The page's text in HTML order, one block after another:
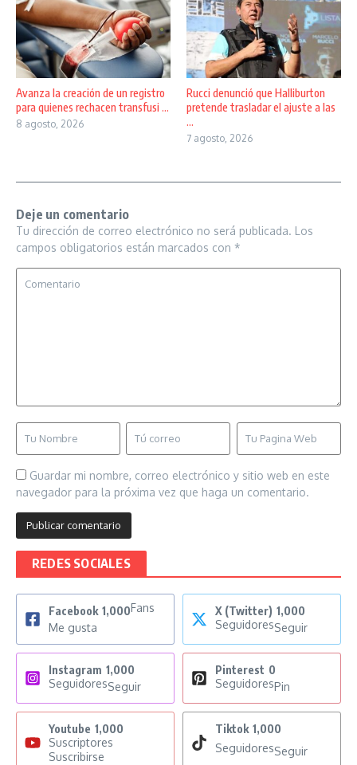
Avanza la creación de un registro
para quienes rechacen transfusi ...
8 agosto, 2026
Rucci denunció que Halliburton
pretende trasladar el ajuste a las
...
7 agosto, 2026
Deje un comentario
Tu dirección de correo electrónico no será publicada. Los
campos obligatorios están marcados con *
Guardar mi nombre, correo electrónico y sitio web en este
navegador para la próxima vez que haga un comentario.
REDES SOCIALES
Facebook 1,000Fans
Me gusta
X (Twitter) 1,000
SeguidoresSeguir
Instagram 1,000
SeguidoresSeguir
Pinterest 0
SeguidoresPin
Youtube 1,000
Suscriptores
Suscribirse
Tiktok 1,000
SeguidoresSeguir